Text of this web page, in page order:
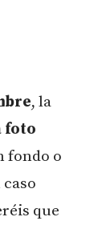
, la
foto
fondo o
que